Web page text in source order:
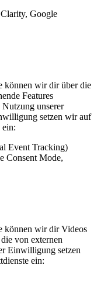
Google
können wir dir über die
Features
unserer
setzen wir auf
ein:
Event Tracking)
Consent Mode,
können wir dir Videos
von externen
Einwilligung setzen
ein: